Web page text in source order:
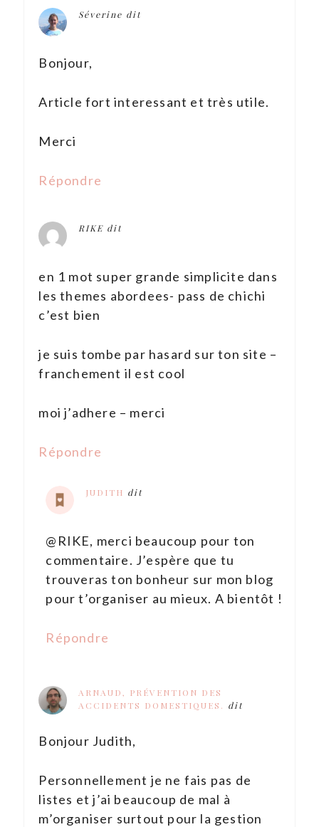
Séverine dit
Bonjour,
Article fort interessant et très utile.
Merci
Répondre
RIKE dit
en 1 mot super grande simplicite dans
les themes abordees- pass de chichi
c’est bien
je suis tombe par hasard sur ton site –
franchement il est cool
moi j’adhere – merci
Répondre
JUDITH dit
@RIKE, merci beaucoup pour ton
commentaire. J’espère que tu
trouveras ton bonheur sur mon blog
pour t’organiser au mieux. A bientôt !
Répondre
ARNAUD, PRÉVENTION DES
ACCIDENTS DOMESTIQUES. dit
Bonjour Judith,
Personnellement je ne fais pas de
listes et j’ai beaucoup de mal à
m’organiser surtout pour la gestion